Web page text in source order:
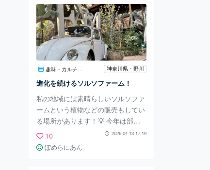
ってた(笑)くらいのつもりで見てく
れると嬉しいです。 このラーメン
は神奈川県横浜市港北区日吉2丁目
に位置する二郎系専門店どんです。
二郎系ラーメンと言えばこの沢山の
野菜と油ですよね。何でここが一押
しかというと、ラーメンの量が少な
く、麺が選べる点です。やっぱり二
郎系ラーメンって量
趣味・カルチャー 神奈川県・野川
進化を続けるソルソファーム！
私の地域には素晴らしいソルソファ
ームという植物などの販売もしてい
る場所があります！💡 今年は部活
を仮引退しているため土日しかやっ
ていないソルソファームに行くこと
ができ、勉強の気分転換によく訪れ
10 2026-04-13 17:19
ぽめらにあん